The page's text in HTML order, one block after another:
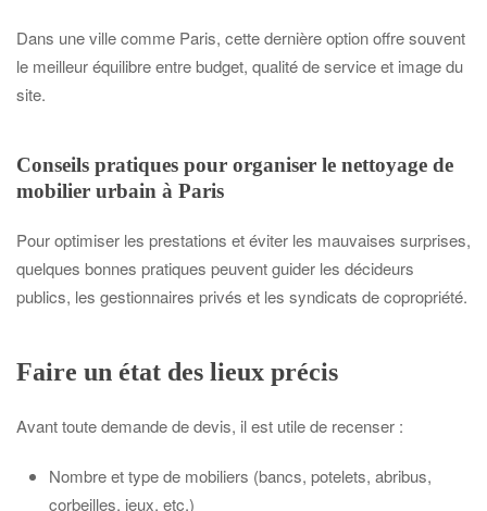
Dans une ville comme Paris, cette dernière option offre souvent
le meilleur équilibre entre budget, qualité de service et image du
site.
Conseils pratiques pour organiser le nettoyage de
mobilier urbain à Paris
Pour optimiser les prestations et éviter les mauvaises surprises,
quelques bonnes pratiques peuvent guider les décideurs
publics, les gestionnaires privés et les syndicats de copropriété.
Faire un état des lieux précis
Avant toute demande de devis, il est utile de recenser :
Nombre et type de mobiliers (bancs, potelets, abribus,
corbeilles, jeux, etc.)